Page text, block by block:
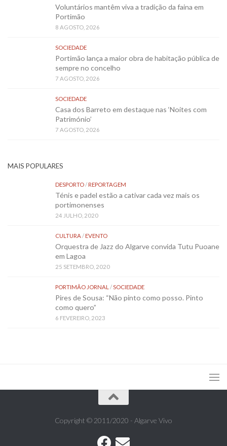
Voluntários mantêm viva a tradição da faina em
Portimão
8 AGOSTO, 2026
SOCIEDADE
Portimão lança a maior obra de habitação pública de
sempre no concelho
7 AGOSTO, 2026
SOCIEDADE
Casa dos Barreto em destaque nas ‘Noites com
Património’
7 AGOSTO, 2026
MAIS POPULARES
DESPORTO/REPORTAGEM
Ténis e padel estão a cativar cada vez mais os
portimonenses
24 JULHO, 2020
CULTURA/EVENTO
Orquestra de Jazz do Algarve convida Tutu Puoane
em Lagoa
25 SETEMBRO, 2020
PORTIMÃO JORNAL /SOCIEDADE
Pires de Sousa: “Não pinto como posso. Pinto
como quero”
6 FEVEREIRO, 2023
Copyright © 2011/2020 - Algarve Vivo